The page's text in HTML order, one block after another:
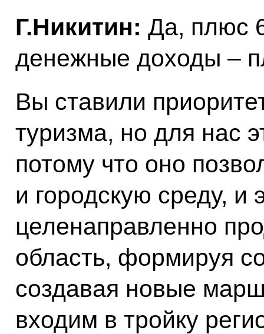
Г.Никитин: Да, плюс
денежные доходы –
Вы ставили
туризма, но для нас
потому что оно
и городскую среду, и
целенаправленно
область, формируя
создавая новые
входим в тройку